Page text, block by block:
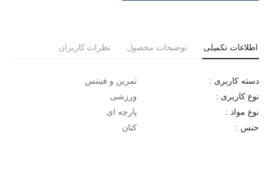
اطلاعات تکمیلی توضیحات محصول نظرات کاربران
دسته کاربری : تمرین و فیتنس
نوع کاربری : ورزشی
نوع مواد : پارچه ای
جنس : کتان